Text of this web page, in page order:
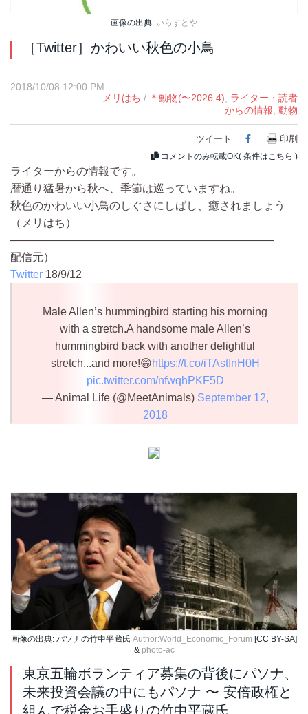
画像の出典: いらすとや
［Twitter］かわいい秋色の小鳥
2018/10/08 12:00 PM
メリはち / ＊動物(〜2026.4)
ライター・読者
からの情報 動物
ツイート Facebook
印刷
コメントのみ転載OK( 条件はこちら )
ライターからの情報です。
暦通り猛暑から秋へ、季節は巡っていますね。
秋色のかわいい小鳥のしぐさにしばし、癒されましょう
（メリはち）
————————————————————————
配信元）
Twitter 18/9/12
Male Allen’s hummingbird starting his morning
with a stretch.A handsome male Allen’s
hummingbird back with another delightful
stretch...and more!😁https://t.co/iTAstInH0H
pic.twitter.com/nfwqhPKF5D
— Animal Life (@MeetAnimals) September 12,
2018
画像の出典: パソナの竹中平蔵氏 Author:World_Economic_Forum [CC BY-SA]
& photo-ac
東京五輪ボランティア募集の背後にパソナ、
未来投資会議の中にもパソナ 〜 安倍政権と
組んで税金お手盛りの竹中平蔵氏